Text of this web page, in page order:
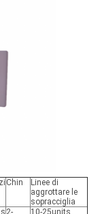
Chin
Linee di
aggrottare le
sopracciglia